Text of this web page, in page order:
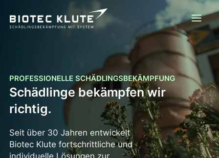
Inhalt
PROFESSIONELLE SCHÄDLINGSBEKÄMPFUNG
Schädlinge bekämpfen wir
richtig.
Seit über 30 Jahren entwickelt
Biotec Klute fortschrittliche und
individuelle Lösungen zur